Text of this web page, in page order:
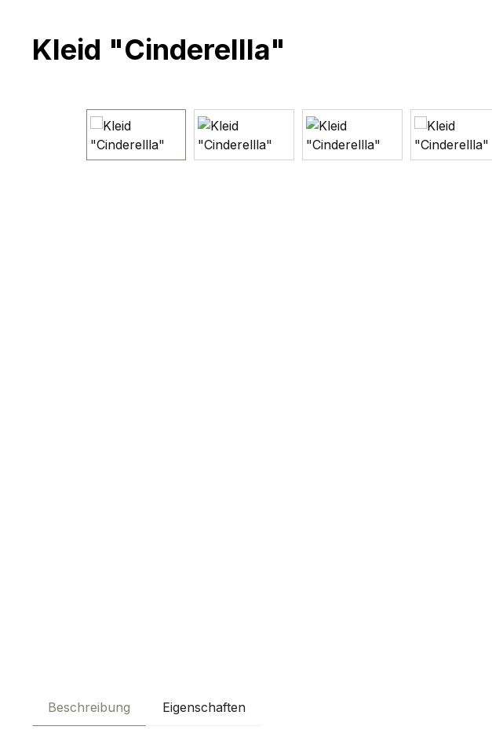
Kleid "Cinderellla"
Bildergalerie überspringen
Beschreibung Eigenschaften